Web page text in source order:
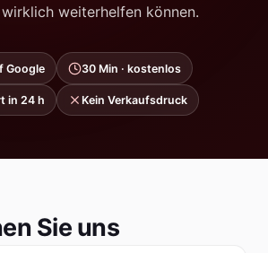
weiterhelfen können.
Google 30 Min · kostenlos
in 24 h Kein Verkaufsdruck
Sie uns